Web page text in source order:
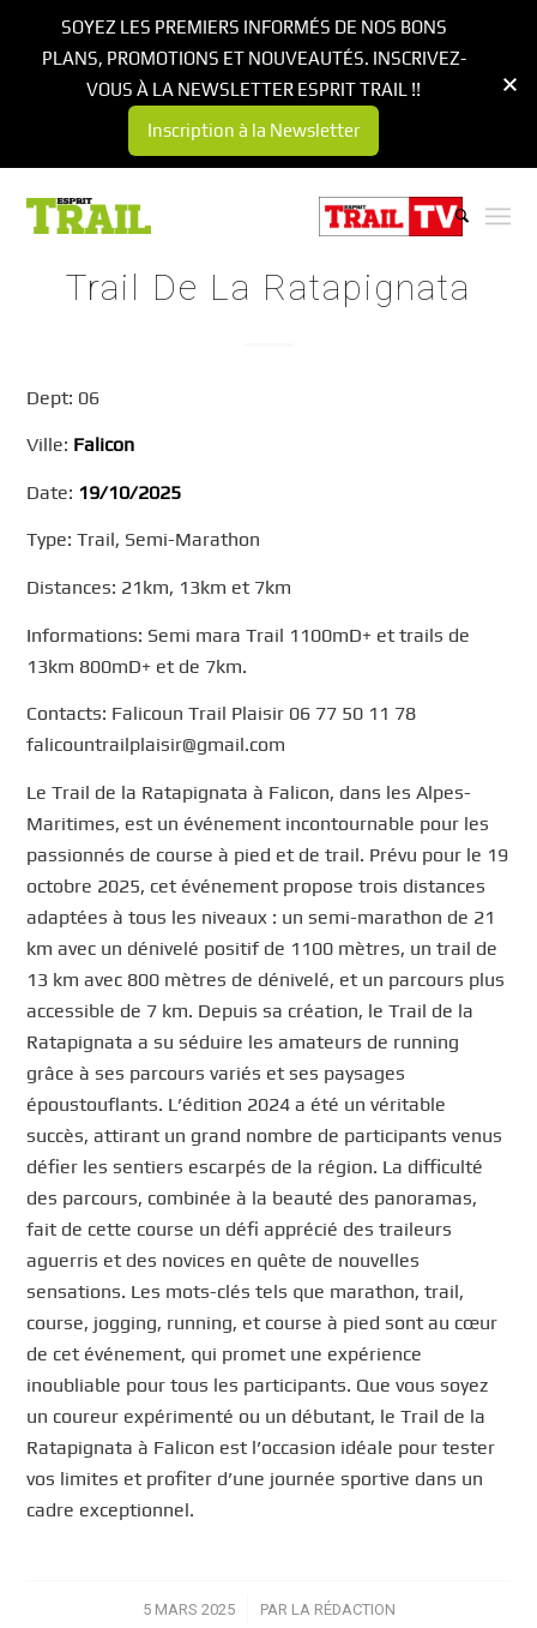
Trail De La Ratapignata
Dept: 06
Ville: Falicon
Date: 19/10/2025
Type: Trail, Semi-Marathon
Distances: 21km, 13km et 7km
Informations: Semi mara Trail 1100mD+ et trails de
13km 800mD+ et de 7km.
Contacts: Falicoun Trail Plaisir 06 77 50 11 78
falicountrailplaisir@gmail.com
Le Trail de la Ratapignata à Falicon, dans les Alpes-
Maritimes, est un événement incontournable pour les
passionnés de course à pied et de trail. Prévu pour le 19
octobre 2025, cet événement propose trois distances
adaptées à tous les niveaux : un semi-marathon de 21
km avec un dénivelé positif de 1100 mètres, un trail de
13 km avec 800 mètres de dénivelé, et un parcours plus
accessible de 7 km. Depuis sa création, le Trail de la
Ratapignata a su séduire les amateurs de running
grâce à ses parcours variés et ses paysages
époustouflants. L’édition 2024 a été un véritable
succès, attirant un grand nombre de participants venus
défier les sentiers escarpés de la région. La difficulté
des parcours, combinée à la beauté des panoramas,
fait de cette course un défi apprécié des traileurs
aguerris et des novices en quête de nouvelles
sensations. Les mots-clés tels que marathon, trail,
course, jogging, running, et course à pied sont au cœur
de cet événement, qui promet une expérience
inoubliable pour tous les participants. Que vous soyez
un coureur expérimenté ou un débutant, le Trail de la
Ratapignata à Falicon est l’occasion idéale pour tester
vos limites et profiter d’une journée sportive dans un
cadre exceptionnel.
5 MARS 2025
/ PAR LA RÉDACTION
SOYEZ LES PREMIERS INFORMÉS DE NOS BONS
PLANS, PROMOTIONS ET NOUVEAUTÉS. INSCRIVEZ-
VOUS À LA NEWSLETTER ESPRIT TRAIL !!
Inscription à la Newsletter